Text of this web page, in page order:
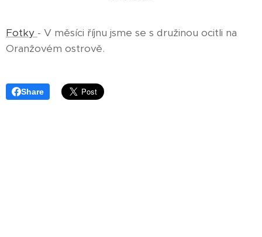
Fotky - V měsíci říjnu jsme se s družinou ocitli na
Oranžovém ostrově.
Share